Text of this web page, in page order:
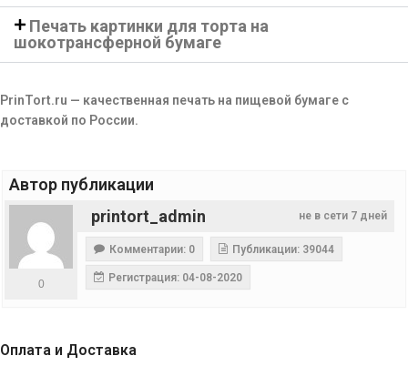
Печать картинки для торта на
шокотрансферной бумаге
PrinTort.ru — качественная печать на пищевой бумаге с
доставкой по России.
Автор публикации
не в сети 7 дней
printort_admin
0
Комментарии: 0 Публикации: 39044
Регистрация: 04-08-2020
Оплата и Доставка